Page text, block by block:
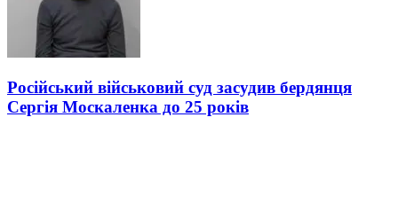
Російський військовий суд засудив бердянця
Сергія Москаленка до 25 років